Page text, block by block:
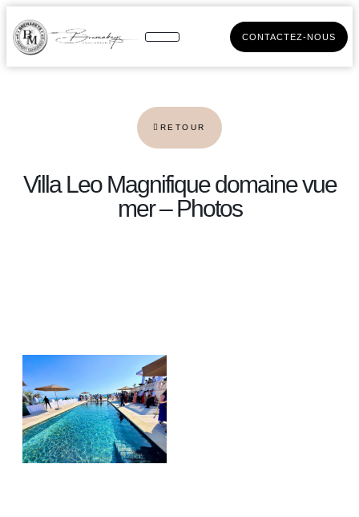
CONTACTEZ-NOUS
RETOUR
Villa Leo Magnifique domaine vue
mer – Photos